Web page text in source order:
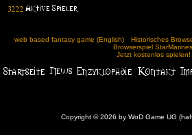
web based fantasy game (English) Historisches
Browserspiel StarMarines
Jetzt kostenlos spielen!
Copyright © 2026 by WoD Game UG